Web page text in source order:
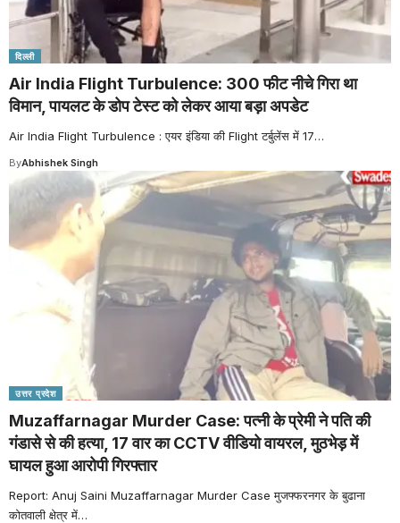
दिल्ली
Air India Flight Turbulence: 300 फीट नीचे गिरा था
विमान, पायलट के डोप टेस्ट को लेकर आया बड़ा अपडेट
Air India Flight Turbulence : एयर इंडिया की Flight टर्बुलेंस में 17…
ByAbhishek Singh
उत्तर प्रदेश
Muzaffarnagar Murder Case: पत्नी के प्रेमी ने पति की
गंडासे से की हत्या, 17 वार का CCTV वीडियो वायरल, मुठभेड़ में
घायल हुआ आरोपी गिरफ्तार
Report: Anuj Saini Muzaffarnagar Murder Case मुजफ्फरनगर के बुढाना
कोतवाली क्षेत्र में…